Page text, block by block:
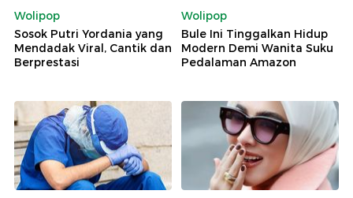
Wolipop
Sosok Putri Yordania yang
Mendadak Viral, Cantik dan
Berprestasi
Wolipop
Bule Ini Tinggalkan Hidup
Modern Demi Wanita Suku
Pedalaman Amazon